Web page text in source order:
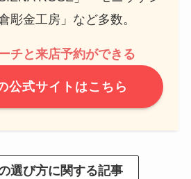
彫金工房」など多数。
チと来店予約ができる
公式サイトはこちら
選び方に関する記事